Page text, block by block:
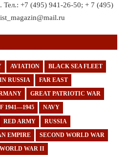
Тел.: +7 (495) 941-26-50; + 7 (495)
AVIATION BLACK SEA FLEET
RUSSIA FAR EAST
GREAT PATRIOTIC WAR
1941—1945 NAVY
RED ARMY RUSSIA
EMPIRE SECOND WORLD WAR
WORLD WAR II